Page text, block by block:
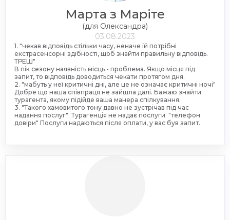
Марта з Маріте
(для Олександра)
03.08.2023
1. "чекав відповідь стільки часу, неначе їй потрібні
екстрасенсорні здібності, щоб знайти правильну відповідь.
ТРЕШ"
В пік сезону наявність місць - проблема. Якщо місця під
запит, то відповідь доводиться чекати протягом дня.
2. "мабуть у неї критичні дні, але це не означає критичні ночі"
Добре що наша співпраця не зайшла далі. Бажаю знайти
турагента, якому підійде ваша манера спілкування.
3. "Такого хамовитого тону давно не зустрічав під час
надання послуг" Турагенція не надає послуги "телефон
довіри" Послуги надаються після оплати, у вас був запит.